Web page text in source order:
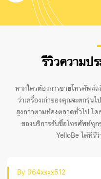
รีวิวความป
หากใครต้องการขายโทรศัพท์
ว่าเครื่องเก่าของคุณจะตกรุ่น
สูงกว่าตามท้องตลาดทั่วไป โ
ของบริการรับซื้อโทรศัพท์ทุ
YelloBe ได้ที่รี
By 064xxxx512